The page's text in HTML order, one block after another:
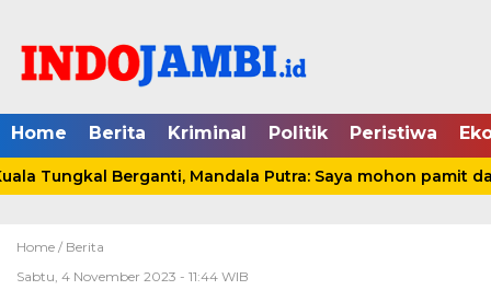
Home Berita Kriminal Politik Peristiwa
Tungkal Berganti, Mandala Putra: Saya mohon pamit
Home / Berita
Sabtu, 4 November 2023 - 11:44 WIB